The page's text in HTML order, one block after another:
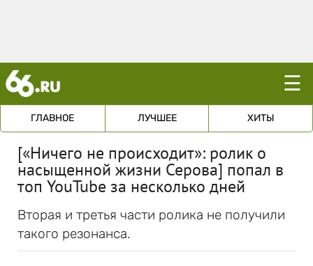
☰
ГЛАВНОЕ ЛУЧШЕЕ ХИТЫ
[«Ничего не происходит»: ролик о
насыщенной жизни Серова] попал в
топ YouTube за несколько дней
Вторая и третья части ролика не получили
такого резонанса.